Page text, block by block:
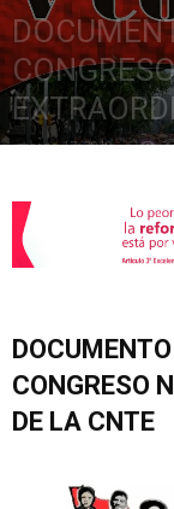
marzo 17, 2019
CONGRESO
DE LA CNTE